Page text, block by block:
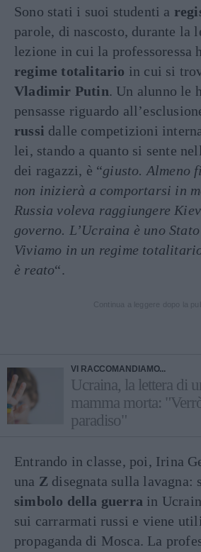
Sono stati i suoi studenti a
parole, di nascosto, durante la
lezione in cui la professoressa
regime totalitario in cui si
Vladimir Putin. Un alunno le
pensasse riguardo
russi dalle competizioni
lei, stando a quanto si sente
dei ragazzi, è “giusto. Almeno
non inizierà a comportarsi in
Russia voleva raggiungere
governo. L’Ucraina è uno
Viviamo in un regime
è reato“.
VI RACCOMANDIAMO...
Ucraina, la lettera di
mamma morta:
paradiso"
Entrando in classe, poi, Irina
una Z disegnata sulla lavagna:
simbolo della guerra in
sui carrarmati russi e viene
propaganda di Mosca. La